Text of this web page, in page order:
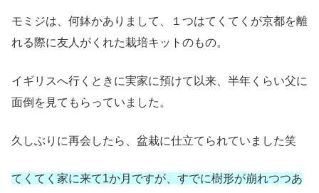
モミジは、何鉢かありまして、１つはてくてくが京都を離
れる際に友人がくれた栽培キットのもの。
イギリスへ行くときに実家に預けて以来、半年くらい父に
面倒を見てもらっていました。
久しぶりに再会したら、盆栽に仕立てられていました笑
てくてく家に来て1か月ですが、すでに樹形が崩れつつあ